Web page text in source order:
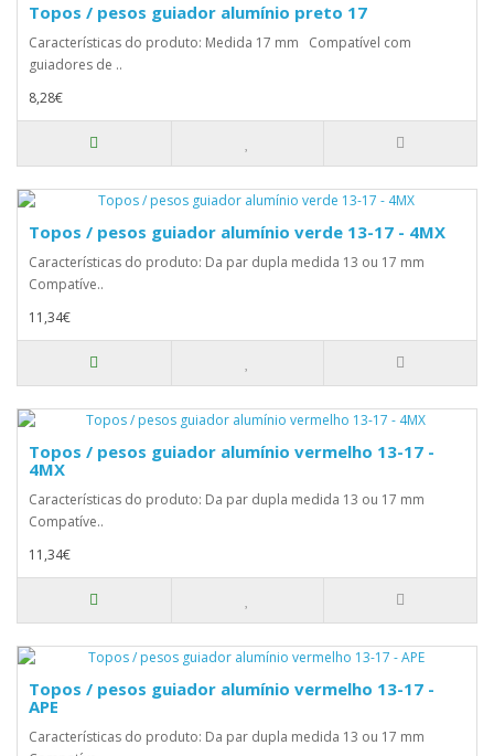
Topos / pesos guiador alumínio preto 17
Características do produto: Medida 17 mm Compatível com
guiadores de ..
8,28€
Topos / pesos guiador alumínio verde 13-17 - 4MX
Características do produto: Da par dupla medida 13 ou 17 mm
Compatíve..
11,34€
Topos / pesos guiador alumínio vermelho 13-17 -
4MX
Características do produto: Da par dupla medida 13 ou 17 mm
Compatíve..
11,34€
Topos / pesos guiador alumínio vermelho 13-17 -
APE
Características do produto: Da par dupla medida 13 ou 17 mm